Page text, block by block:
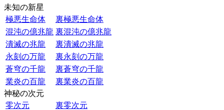
未知の新星
極悪生命体
裏極悪生命体
混沌の億兆龍 裏混沌の億兆龍
潰滅の兆龍
裏潰滅の兆龍
永刻の万龍
裏永刻の万龍
蒼穹の千龍
裏蒼穹の千龍
業炎の百龍
裏業炎の百龍
神秘の次元
零次元
裏零次元